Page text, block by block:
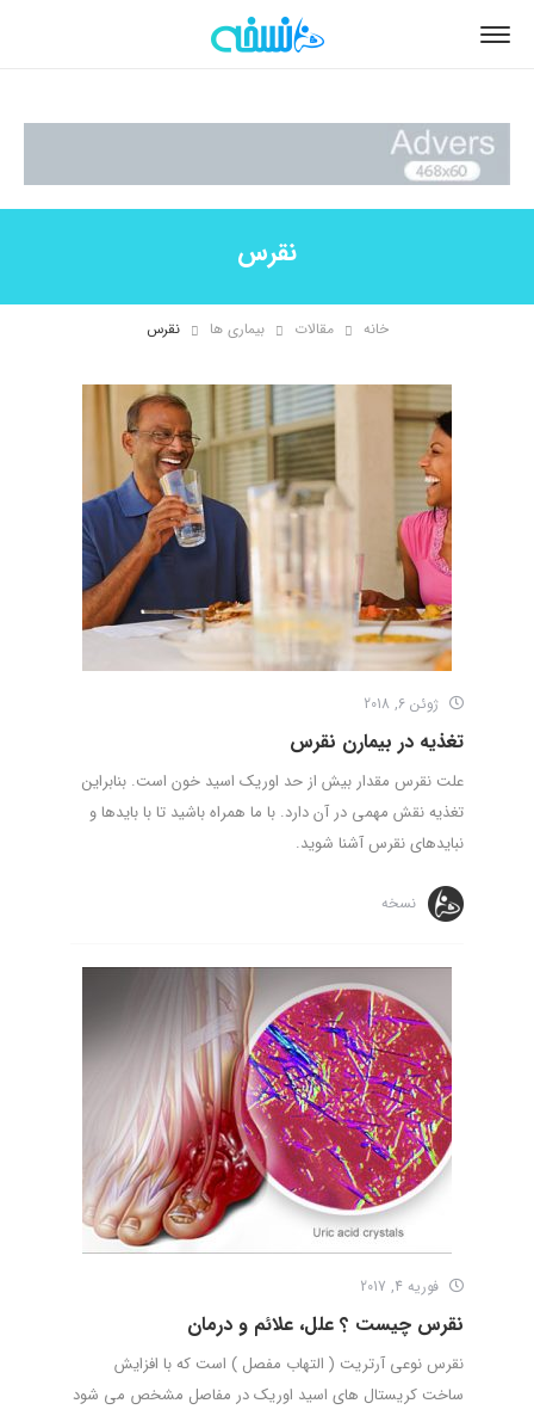
نقرس
خانه مقالات بیماری ها نقرس
ژوئن 6, 2018
تغذیه در بیمارن نقرس
علت نقرس مقدار بیش از حد اوریک اسید خون است. بنابراین
تغذیه نقش مهمی در آن دارد. با ما همراه باشید تا با بایدها و
نبایدهای نقرس آشنا شوید.
نسخه
فوریه 4, 2017
نقرس چیست ؟ علل، علائم و درمان
نقرس نوعی آرتریت ( التهاب مفصل ) است که با افزایش
ساخت کریستال های اسید اوریک در مفاصل مشخص می شود